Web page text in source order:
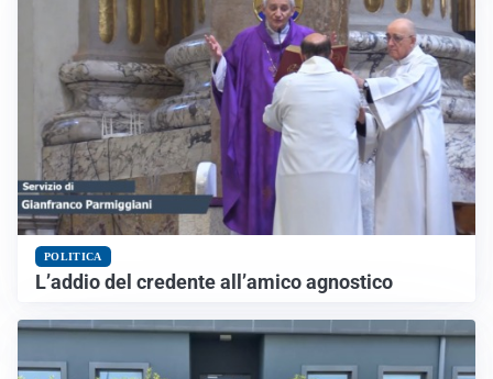
POLITICA
L’addio del credente all’amico agnostico